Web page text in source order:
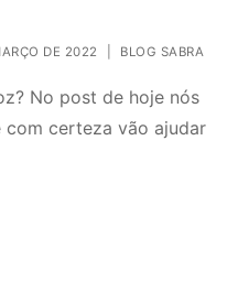
DE 2022 BLOG SABRA
No post de hoje nós
com certeza vão ajudar